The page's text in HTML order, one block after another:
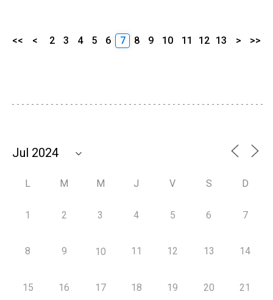
<< < 2 3 4 5 6 7 8 9 10 11 12 13 > >>
L M M J V S D
1 2 3 4 5 6 7
8 9 10 11 12 13 14
15 16 17 18 19 20 21